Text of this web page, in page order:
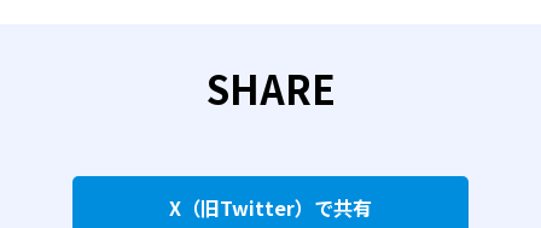
SHARE
X（旧Twitter）で共有